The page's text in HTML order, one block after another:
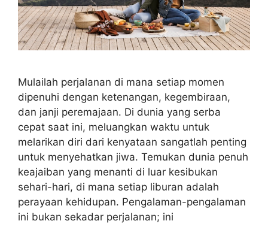
Mulailah perjalanan di mana setiap momen
dipenuhi dengan ketenangan, kegembiraan,
dan janji peremajaan. Di dunia yang serba
cepat saat ini, meluangkan waktu untuk
melarikan diri dari kenyataan sangatlah penting
untuk menyehatkan jiwa. Temukan dunia penuh
keajaiban yang menanti di luar kesibukan
sehari-hari, di mana setiap liburan adalah
perayaan kehidupan. Pengalaman-pengalaman
ini bukan sekadar perjalanan; ini